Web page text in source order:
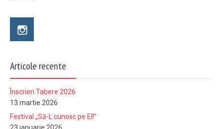
Articole recente
Înscrieri Tabere 2026
13 martie 2026
Festival „Să-L cunosc pe El!”
23 ianuarie 2026